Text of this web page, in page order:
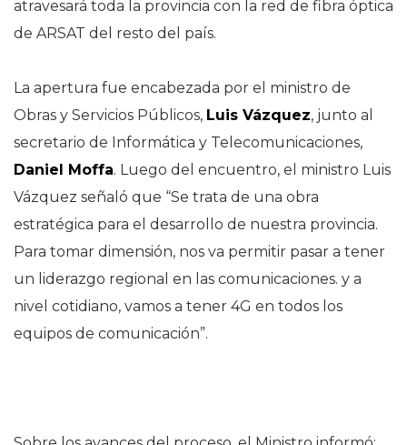
atravesará toda la provincia con la red de fibra óptica
de ARSAT del resto del país.
La apertura fue encabezada por el ministro de
Obras y Servicios Públicos, Luis Vázquez, junto al
secretario de Informática y Telecomunicaciones,
Daniel Moffa. Luego del encuentro, el ministro Luis
Vázquez señaló que “Se trata de una obra
estratégica para el desarrollo de nuestra provincia.
Para tomar dimensión, nos va permitir pasar a tener
un liderazgo regional en las comunicaciones. y a
nivel cotidiano, vamos a tener 4G en todos los
equipos de comunicación”.